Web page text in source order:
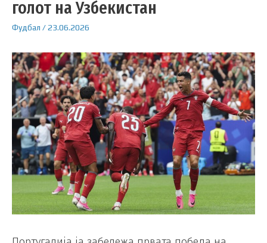
голот на Узбекистан
Фудбал /23.06.2026